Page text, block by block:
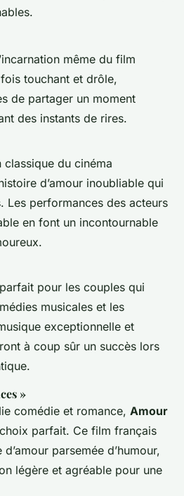
même du film
touchant et drôle,
de partager un moment
des instants de rires.
classique du cinéma
d’amour inoubliable qui
Les performances des acteurs
en font un incontournable
pour les couples qui
musicales et les
exceptionnelle et
à coup sûr un succès lors
»
comédie et romance, Amour
parfait. Ce film français
parsemée d’humour,
légère et agréable pour une